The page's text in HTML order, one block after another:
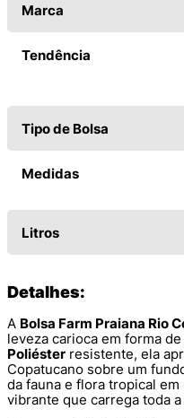
Marca
Tendência
Tipo de Bolsa
Medidas
Litros
Detalhes:
A Bolsa Farm Praiana Rio
leveza carioca em forma
Poliéster resistente, ela
Copatucano sobre um
da fauna e flora tropical em
vibrante que carrega toda